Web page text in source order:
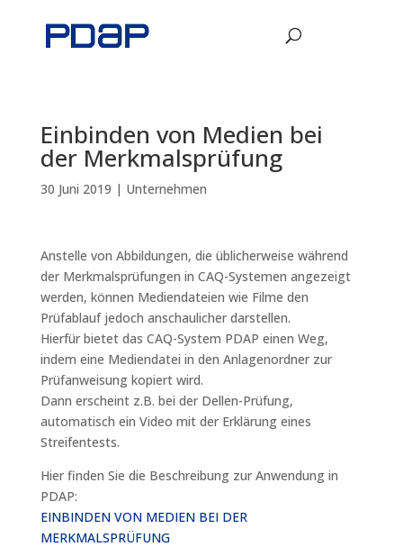
Einbinden von Medien bei
der Merkmalsprüfung
30 Juni 2019 | Unternehmen
Anstelle von Abbildungen, die üblicherweise während
der Merkmalsprüfungen in CAQ-Systemen angezeigt
werden, können Mediendateien wie Filme den
Prüfablauf jedoch anschaulicher darstellen.
Hierfür bietet das CAQ-System PDAP einen Weg,
indem eine Mediendatei in den Anlagenordner zur
Prüfanweisung kopiert wird.
Dann erscheint z.B. bei der Dellen-Prüfung,
automatisch ein Video mit der Erklärung eines
Streifentests.
Hier finden Sie die Beschreibung zur Anwendung in
PDAP:
EINBINDEN VON MEDIEN BEI DER
MERKMALSPRÜFUNG